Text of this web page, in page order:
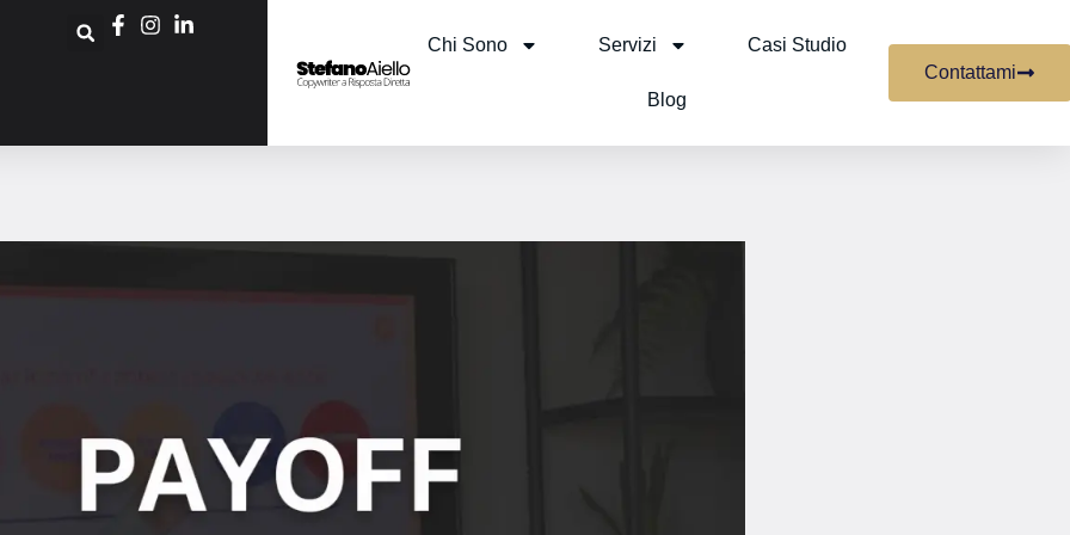
Chi Sono Servizi Casi Studio
Blog
Contattami